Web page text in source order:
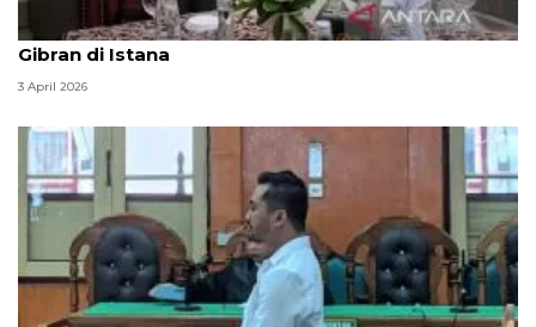
Seskab Teddy silaturahmi Idul Fitri ke Wapres
Gibran di Istana
3 April 2026